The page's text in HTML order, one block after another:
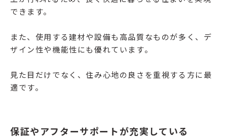
できます。
また、使用する建材や設備も高品質なものが多く、デ
ザイン性や機能性にも優れています。
見た目だけでなく、住み心地の良さを重視する方に最
適です。
保証やアフターサポートが充実している